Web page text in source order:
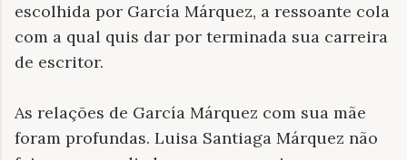
escolhida por García Márquez, a ressoante cola
com a qual quis dar por terminada sua carreira
de escritor.
As relações de García Márquez com sua mãe
foram profundas. Luisa Santiaga Márquez não